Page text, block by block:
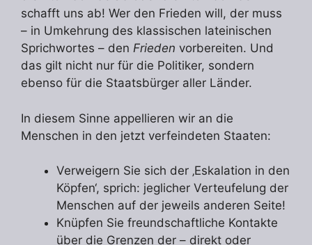
schafft uns ab! Wer den Frieden will, der muss
– in Umkehrung des klassischen lateinischen
Sprichwortes – den Frieden vorbereiten. Und
das gilt nicht nur für die Politiker, sondern
ebenso für die Staatsbürger aller Länder.
In diesem Sinne appellieren wir an die
Menschen in den jetzt verfeindeten Staaten:
Verweigern Sie sich der ‚Eskalation in den
Köpfen‘, sprich: jeglicher Verteufelung der
Menschen auf der jeweils anderen Seite!
Knüpfen Sie freundschaftliche Kontakte
über die Grenzen der – direkt oder